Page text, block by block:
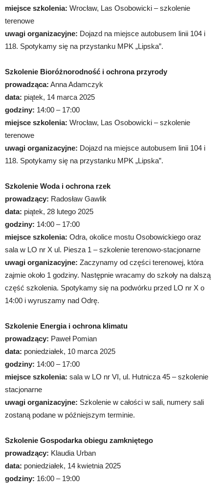
miejsce szkolenia: Wrocław, Las Osobowicki – szkolenie
terenowe
uwagi organizacyjne: Dojazd na miejsce autobusem linii 104 i
118. Spotykamy się na przystanku MPK „Lipska”.
Szkolenie Bioróżnorodność i ochrona przyrody
prowadząca: Anna Adamczyk
data: piątek, 14 marca 2025
godziny: 14:00 – 17:00
miejsce szkolenia: Wrocław, Las Osobowicki – szkolenie
terenowe
uwagi organizacyjne: Dojazd na miejsce autobusem linii 104 i
118. Spotykamy się na przystanku MPK „Lipska”.
Szkolenie Woda i ochrona rzek
prowadzący: Radosław Gawlik
data: piątek, 28 lutego 2025
godziny: 14:00 – 17:00
miejsce szkolenia: Odra, okolice mostu Osobowickiego oraz
sala w LO nr X ul. Piesza 1 – szkolenie terenowo-stacjonarne
uwagi organizacyjne: Zaczynamy od części terenowej, która
zajmie około 1 godziny. Następnie wracamy do szkoły na dalszą
część szkolenia. Spotykamy się na podwórku przed LO nr X o
14:00 i wyruszamy nad Odrę.
Szkolenie Energia i ochrona klimatu
prowadzący: Paweł Pomian
data: poniedziałek, 10 marca 2025
godziny: 14:00 – 17:00
miejsce szkolenia: sala w LO nr VI, ul. Hutnicza 45 – szkolenie
stacjonarne
uwagi organizacyjne: Szkolenie w całości w sali, numery sali
zostaną podane w późniejszym terminie.
Szkolenie Gospodarka obiegu zamkniętego
prowadzący: Klaudia Urban
data: poniedziałek, 14 kwietnia 2025
godziny: 16:00 – 19:00